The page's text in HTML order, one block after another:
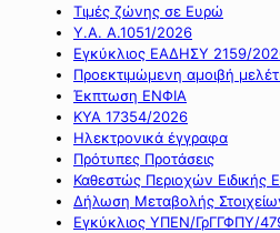
Τιμές ζώνης σε Ευρώ
Υ.Α. Α.1051/2026
Εγκύκλιος ΕΑΔΗΣΥ 2159/
Προεκτιμώμενη αμοιβή
Έκπτωση ΕΝΦΙΑ
ΚΥΑ 17354/2026
Ηλεκτρονικά έγγραφα
Πρότυπες Προτάσεις
Καθεστώς Περιοχών Ειδικής
Δήλωση Μεταβολής
Εγκύκλιος ΥΠΕΝ/ΓρΓΓΦΠΥ/